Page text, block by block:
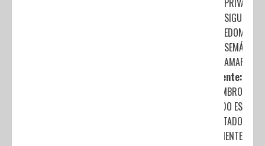
PRIVADAS;
SIGUE
EDOMÉX EN
SEMÁFORO
AMARILLO
Siguiente:
HOMBRO
CONGELADO ES
TRATADO
EXITOSAMENTE